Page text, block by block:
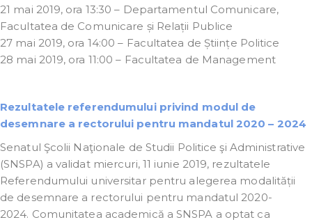
21 mai 2019, ora 13:30 – Departamentul Comunicare,
Facultatea de Comunicare și Relații Publice
27 mai 2019, ora 14:00 – Facultatea de Științe Politice
28 mai 2019, ora 11:00 – Facultatea de Management
Rezultatele referendumului privind modul de
desemnare a rectorului pentru mandatul 2020 – 2024
Senatul Şcolii Naţionale de Studii Politice şi Administrative
(SNSPA) a validat miercuri, 11 iunie 2019, rezultatele
Referendumului universitar pentru alegerea modalității
de desemnare a rectorului pentru mandatul 2020-
2024. Comunitatea academică a SNSPA a optat ca